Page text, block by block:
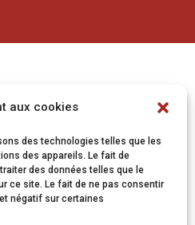
aux cookies
des technologies telles que les
des appareils. Le fait de
des données telles que le
ce site. Le fait de ne pas consentir
négatif sur certaines